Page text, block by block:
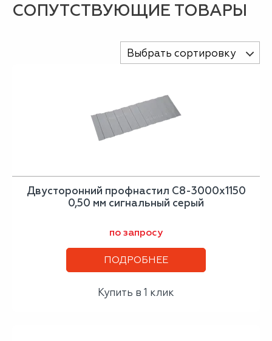
СОПУТСТВУЮЩИЕ ТОВАРЫ
Выбрать сортировку
Двусторонний профнастил С8-3000х1150
0,50 мм сигнальный серый
по запросу
ПОДРОБНЕЕ
Купить в 1 клик